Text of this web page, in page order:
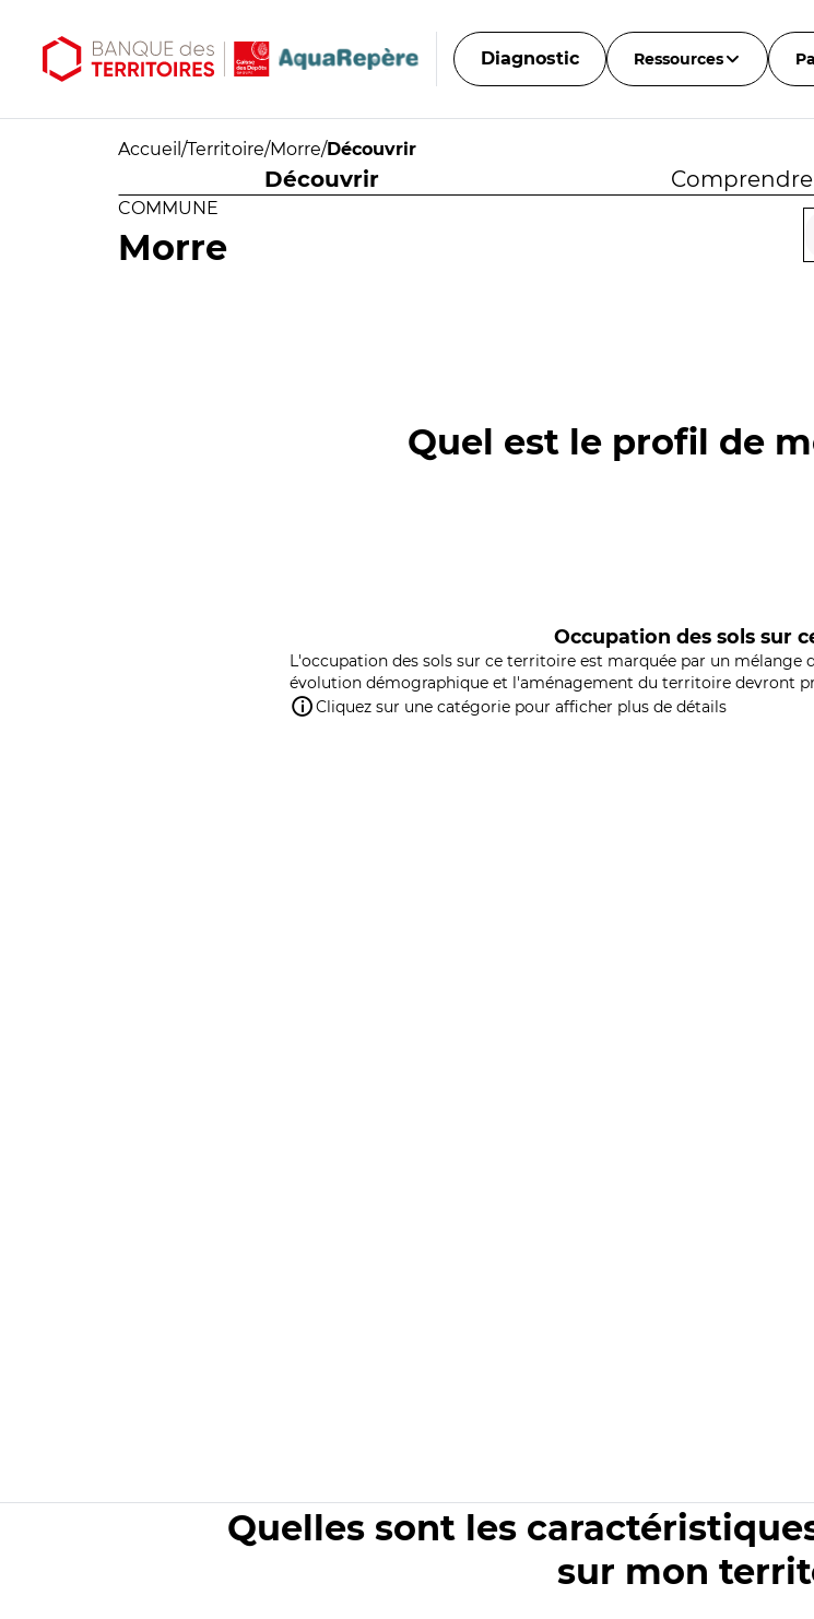
Diagnostic Ressources
Accueil /Territoire/Morre/Découvrir
Découvrir Comprendre
COMMUNE
Morre
Quel est le profil de
Occupation des sols sur
L'occupation des sols sur ce territoire est marquée par un mélange
évolution démographique et l'aménagement du territoire devront
Cliquez sur une catégorie pour afficher plus de détails
Quelles sont les
sur mon